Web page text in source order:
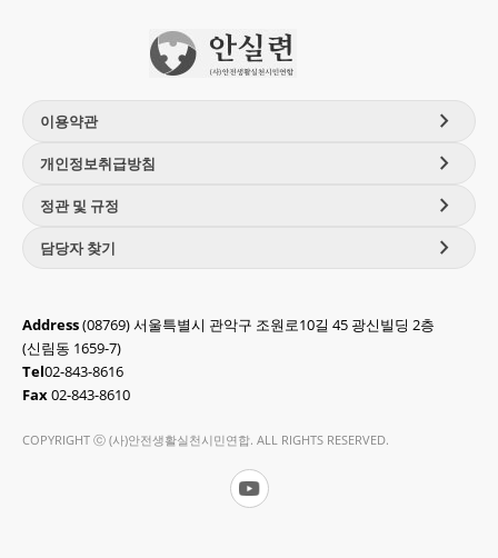
이용약관 chevron_right
개인정보취급방침 chevron_right
정관 및 규정 chevron_right
담당자 찾기 chevron_right
Address(08769) 서울특별시 관악구 조원로10길 45 광신빌딩 2층
(신림동 1659-7)
Tel02-843-8616
Fax02-843-8610
COPYRIGHT ⓒ (사)안전생활실천시민연합. ALL RIGHTS RESERVED.